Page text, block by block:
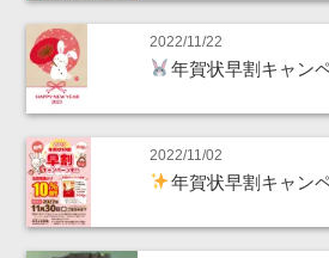
2022/11/22
年賀状早割キャン
2022/11/02
年賀状早割キャン